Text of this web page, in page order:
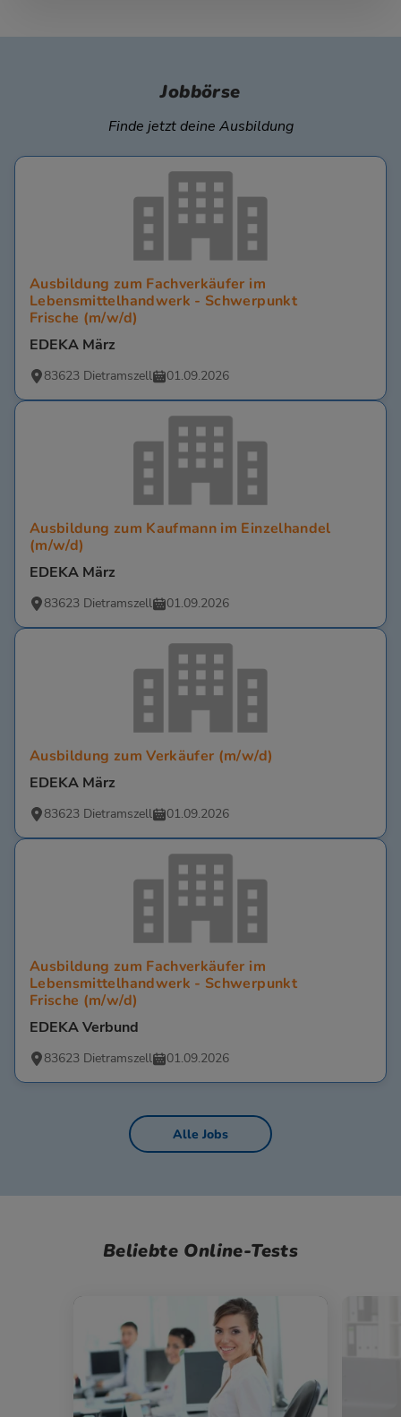
Jobbörse
Finde jetzt deine Ausbildung
Ausbildung zum Fachverkäufer im
Lebensmittelhandwerk - Schwerpunkt
Frische (m/w/d)
EDEKA März
83623 Dietramszell 01.09.2026
Ausbildung zum Kaufmann im Einzelhandel
(m/w/d)
EDEKA März
83623 Dietramszell 01.09.2026
Ausbildung zum Verkäufer (m/w/d)
EDEKA März
83623 Dietramszell 01.09.2026
Ausbildung zum Fachverkäufer im
Lebensmittelhandwerk - Schwerpunkt
Frische (m/w/d)
EDEKA Verbund
83623 Dietramszell 01.09.2026
Alle Jobs
Beliebte Online-Tests